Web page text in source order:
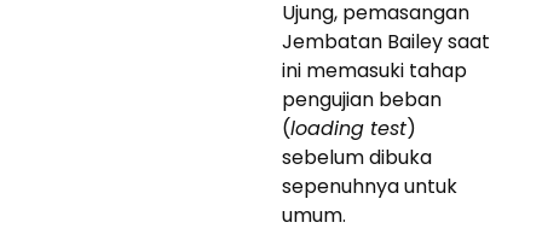
Ujung, pemasangan
Jembatan Bailey saat
ini memasuki tahap
pengujian beban
(loading test)
sebelum dibuka
sepenuhnya untuk
umum.